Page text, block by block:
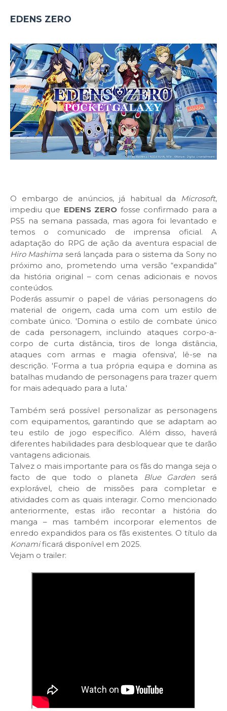
EDENS ZERO
O embargo de anúncios, já habitual da Microsoft,
impediu que EDENS ZERO fosse confirmado para a
PS5 na semana passada, mas agora foi levantado e
temos o comunicado de imprensa oficial. A
adaptação do RPG de ação da aventura espacial de
Hiro Mashima será lançada para o sistema da Sony no
próximo ano, prometendo uma versão “expandida”
da história original – com cenas adicionais e novos
conteúdos.
Poderás assumir o papel de várias personagens do
material de origem, cada uma com um estilo de
combate único. 'Domina o estilo de combate único
de cada personagem, incluindo ataques corpo-a-
corpo de curta distância, tiros de longa distância,
ataques com armas e magia ofensiva', lê-se na
descrição. 'Forma a tua própria equipa e domina as
batalhas mudando de personagens para trazer quem
for mais adequado para a luta.'
Também será possível personalizar as personagens
com equipamentos, garantindo que se adaptam ao
teu estilo de jogo específico. Além disso, haverá
diferentes habilidades para desbloquear que te darão
vantagens adicionais.
Talvez o mais importante para os fãs do manga seja o
facto de que todo o planeta
Blue Garden será
explorável, cheio de missões para completar e
atividades com as quais interagir. Como mencionado
anteriormente, estas irão recontar a história do
manga – mas também incorporar elementos de
enredo expandidos para os fãs existentes. O título da
Konamificará disponível em 2025.
Vejam o trailer: